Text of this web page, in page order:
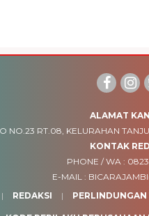
ALAMAT
NO.23 RT.08, KELURAHAN
KONTAK
PHONE / WA :
E-MAIL :
REDAKSI